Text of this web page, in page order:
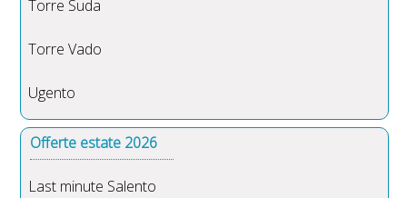
Torre Suda
Torre Vado
Ugento
Offerte estate 2026
Last minute Salento